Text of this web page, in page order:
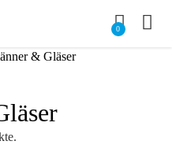
0
& Gläser